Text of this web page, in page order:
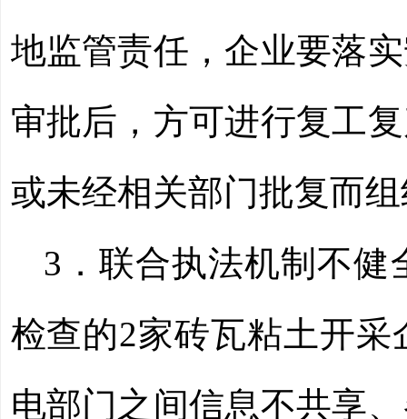
地监管责任， 企业要落
审批后，方可进行复工
或未经相关部门批复而
3． 联合执法机制不健
检查的2家砖瓦粘土开
电部门之间信息不共享